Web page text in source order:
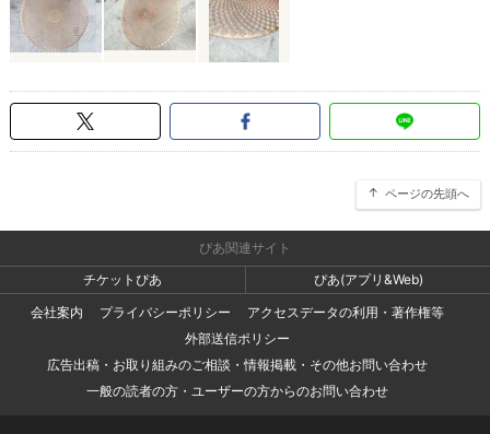
ページの先頭へ
ぴあ関連サイト
チケットぴあ
ぴあ(アプリ&Web)
会社案内
プライバシーポリシー
アクセスデータの利用・著作権等
外部送信ポリシー
広告出稿・お取り組みのご相談・情報掲載・その他お問い合わせ
一般の読者の方・ユーザーの方からのお問い合わせ